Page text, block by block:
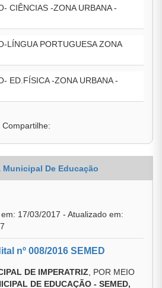
CIÊNCIAS -ZONA URBANA -
LÍNGUA PORTUGUESA ZONA
ED.FÍSICA -ZONA URBANA -
Compartilhe:
Municipal De Educação
17/03/2017 - Atualizado em:
nº 008/2016 SEMED
DE IMPERATRIZ , POR MEIO
DE EDUCAÇÃO - SEMED,